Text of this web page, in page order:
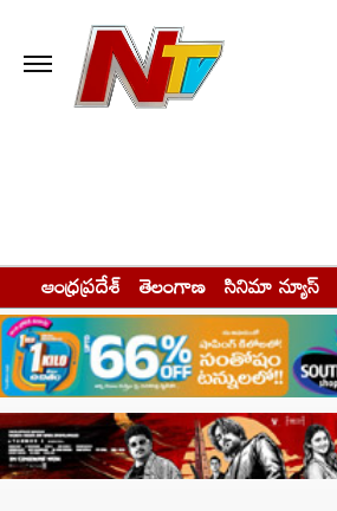
ఆంధ్రప్రదేశ్ తెలంగాణ సినిమా న్యూస్